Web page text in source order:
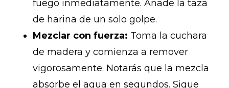
fuego inmediatamente. Añade la taza
de harina de un solo golpe.
Mezclar con fuerza: Toma la cuchara
de madera y comienza a remover
vigorosamente. Notarás que la mezcla
absorbe el agua en segundos. Sigue